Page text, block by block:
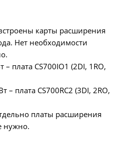
карты расширения
Нет необходимости
плата CS700IO1 (2DI, 1RO,
– плата CS700RC2 (3DI, 2RO,
платы расширения
нужно.